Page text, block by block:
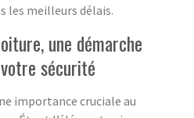
les meilleurs délais.
une démarche
sécurité
importance cruciale au